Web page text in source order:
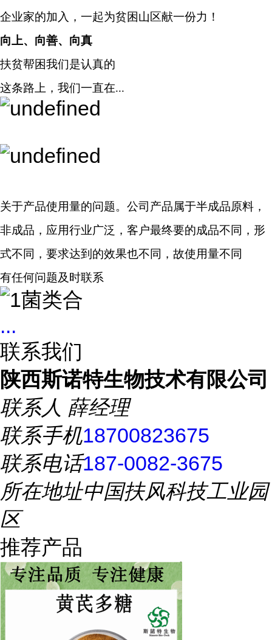
企业家的加入，一起为贫困山区献一份力！
向上、向善、向真
扶贫帮困我们是认真的
这条路上，我们一直在...
关于产品使用量的问题。公司产品属于半成品原料，
非成品，应用行业广泛，客户最终要的成品不同，形
式不同，要求达到的效果也不同，故使用量不同
有任何问题及时联系
...
联系我们
陕西斯诺特生物技术有限公司
联系人 薛经理
联系手机18700823675
联系电话187-0082-3675
所在地址中国扶风科技工业园
区
推荐产品